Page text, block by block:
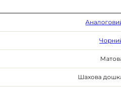
Шахова